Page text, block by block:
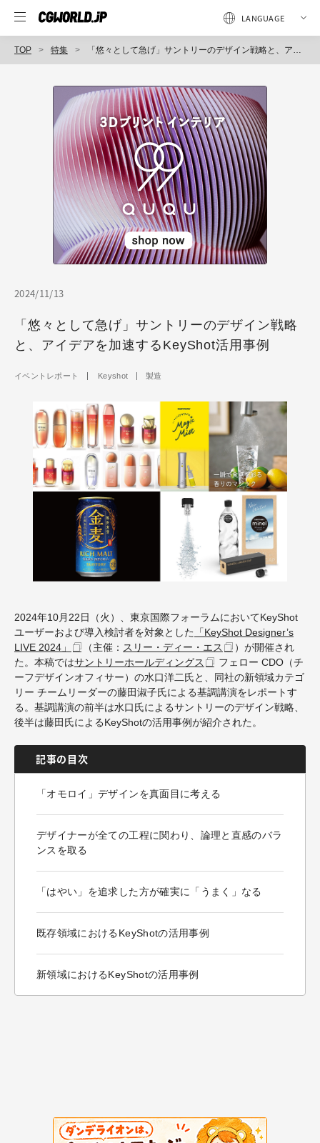
TOP 特集 「悠々として急げ」サントリーのデザイン戦略と、アイデアを加速するKeyShot活用事例
2024/11/13
「悠々として急げ」サントリーのデザイン戦略
と、アイデアを加速するKeyShot活用事例
イベントレポート Keyshot 製造
2024年10月 22日（火）、東京国際フォーラムにおいてKeyShot
ユーザーおよび導入検討者を対象とした
「KeyShot Designer’s
LIVE 2024 」 （主催： スリー・ディー・エス ） が開催され
た。本稿ではサントリーホールディングス
フェロー CDO（チ
ーフデザインオフィサー）の水口洋二氏と、同社の新領域カテゴ
リー チームリーダーの藤田淑子氏による基調講演をレポートす
る。基調講演の前半は水口氏によるサントリーのデザイン戦略、
後半は藤田氏によるKeyShotの活用事例が紹介された。
記事の目次
「オモロイ」デザインを真面目に考える
デザイナーが全ての工程に関わり、論理と直感のバラ
ンスを取る
「はやい」を追求した方が確実に「うまく」なる
既存領域におけるKeyShotの活用事例
新領域におけるKeyShotの活用事例